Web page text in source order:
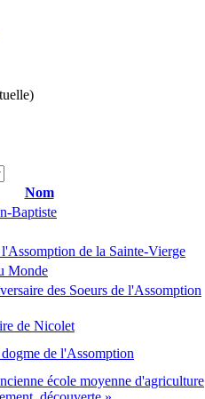
Nom
Baptiste
l'Assomption de la Sainte-Vierge
Monde
des Soeurs de l'Assomption
de Nicolet
de l'Assomption
école moyenne d'agriculture